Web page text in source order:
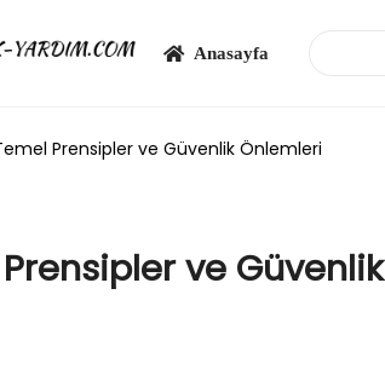
Anasayfa
Prensipler ve Güvenlik Önlemleri
ve Güvenlik